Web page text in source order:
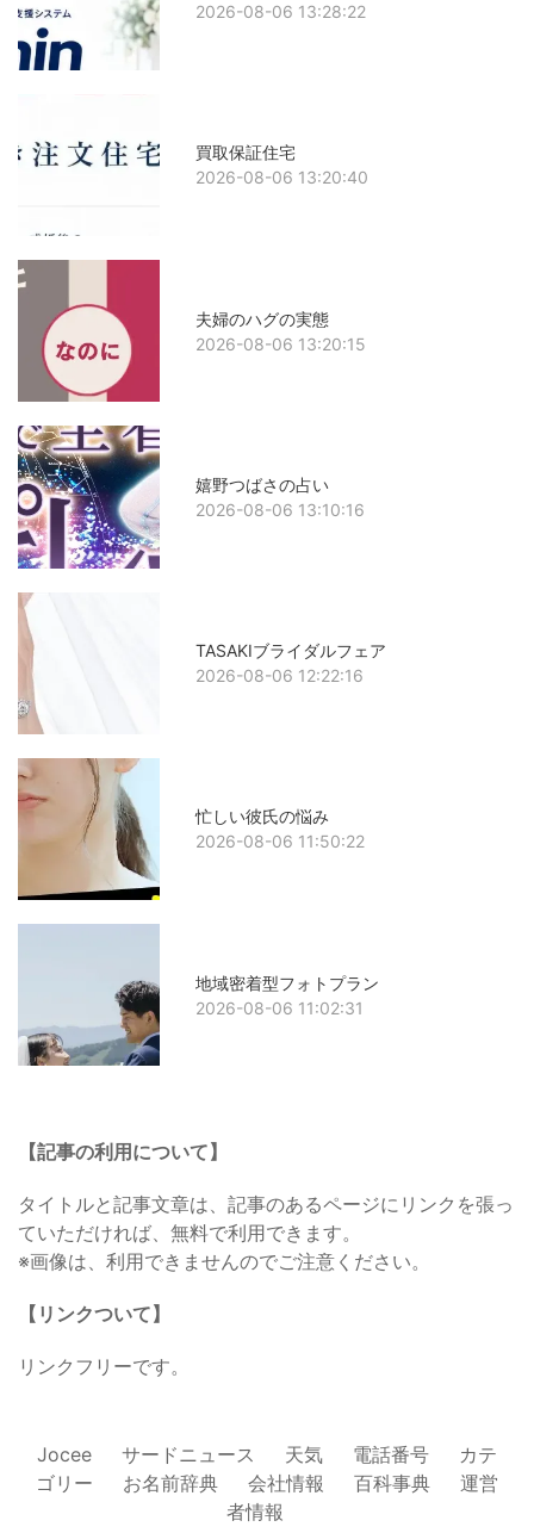
2026-08-06 13:28:22
買取保証住宅
2026-08-06 13:20:40
夫婦のハグの実態
2026-08-06 13:20:15
嬉野つばさの占い
2026-08-06 13:10:16
TASAKIブライダルフェア
2026-08-06 12:22:16
忙しい彼氏の悩み
2026-08-06 11:50:22
地域密着型フォトプラン
2026-08-06 11:02:31
【記事の利用について】
タイトルと記事文章は、記事のあるページにリンクを張っ
ていただければ、無料で利用できます。
※画像は、利用できませんのでご注意ください。
【リンクついて】
リンクフリーです。
Jocee サードニュース 天気 電話番号
カテ
ゴリー
お名前辞典 会社情報 百科事典
運営
者情報